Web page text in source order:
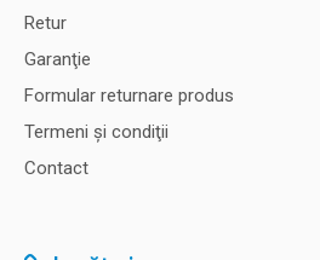
Retur
Garanţie
Formular returnare produs
Termeni şi condiţii
Contact